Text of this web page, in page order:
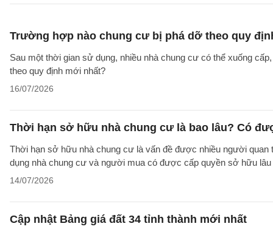
Trường hợp nào chung cư bị phá dỡ theo quy
Sau một thời gian sử dụng, nhiều nhà chung cư có thể xuống
theo quy định mới nhất?
16/07/2026
Thời hạn sở hữu nhà chung cư là bao lâu? Có
Thời hạn sở hữu nhà chung cư là vấn đề được nhiều người quan
dụng nhà chung cư và người mua có được cấp quyền sở hữu
14/07/2026
Cập nhật Bảng giá đất 34 tỉnh thành mới nhất